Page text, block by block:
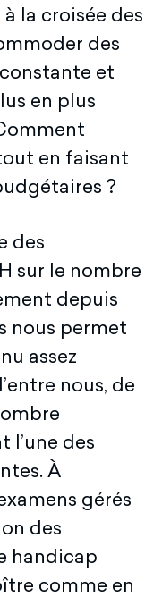
la croisée des
des
et
en plus
en faisant
?
des
sur le nombre
depuis
nous permet
assez
nous, de
l’une des
À
gérés
des
handicap
comme en